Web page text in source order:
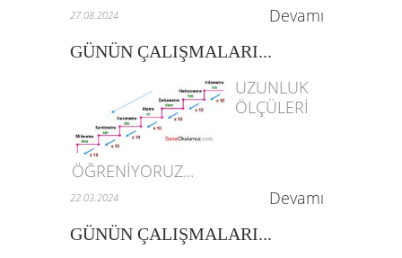
27.08.2024 Devamı
GÜNÜN ÇALIŞMALARI...
UZUNLUK
ÖLÇÜLERİ
ÖĞRENİYORUZ...
22.03.2024 Devamı
GÜNÜN ÇALIŞMALARI...